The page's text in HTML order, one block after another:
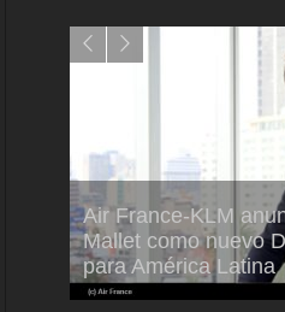
Air France-KLM
Mallet como nuevo
para América Latina